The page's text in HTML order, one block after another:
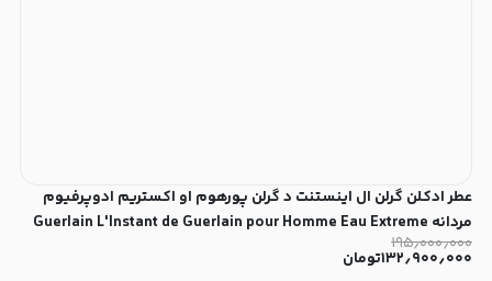
عطر ادکلن گرلن ال اینستنت د گرلن پورهوم او اکستریم ادوپرفیوم
مردانه Guerlain L'Instant de Guerlain pour Homme Eau Extreme
for Men EDP
۱۹۵٫۰۰۰٫۰۰۰
۱۳۲٫۹۰۰٫۰۰۰تومان